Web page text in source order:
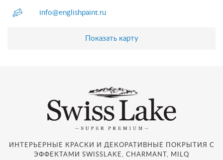
info@englishpaint.ru
Показать карту
ИНТЕРЬЕРНЫЕ КРАСКИ И ДЕКОРАТИВНЫЕ ПОКРЫТИЯ С
ЭФФЕКТАМИ SWISSLAKE, CHARMANT, MILQ